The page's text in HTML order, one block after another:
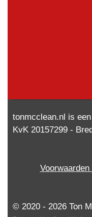
tonmcclean.nl is
KvK 20157299 -
© 2020 - 2026 Ton